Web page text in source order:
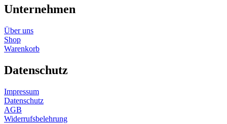
Unternehmen
Über uns
Shop
Warenkorb
Datenschutz
Impressum
Datenschutz
AGB
Widerrufsbelehrung